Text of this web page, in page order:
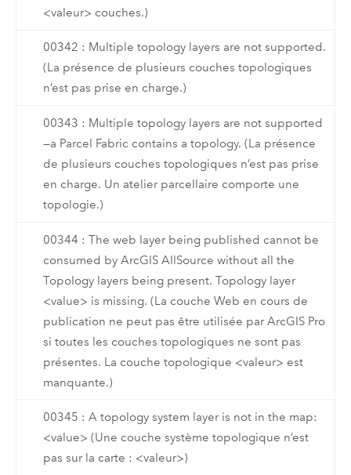
<valeur> couches.)
00342 : Multiple topology layers are not supported.
(La présence de plusieurs couches topologiques
n’est pas prise en charge.)
00343 : Multiple topology layers are not supported
—a Parcel Fabric contains a topology. (La présence
de plusieurs couches topologiques n’est pas prise
en charge. Un atelier parcellaire comporte une
topologie.)
00344 : The web layer being published cannot be
consumed by ArcGIS AllSource without all the
Topology layers being present. Topology layer
<value> is missing. (La couche Web en cours de
publication ne peut pas être utilisée par ArcGIS Pro
si toutes les couches topologiques ne sont pas
présentes. La couche topologique <valeur> est
manquante.)
00345 : A topology system layer is not in the map:
<value> (Une couche système topologique n’est
pas sur la carte : <valeur>)